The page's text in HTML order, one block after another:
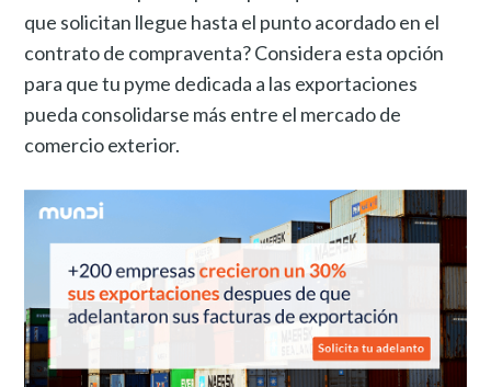
que solicitan llegue hasta el punto acordado en el
contrato de compraventa? Considera esta opción
para que tu pyme dedicada a las exportaciones
pueda consolidarse más entre el mercado de
comercio exterior.